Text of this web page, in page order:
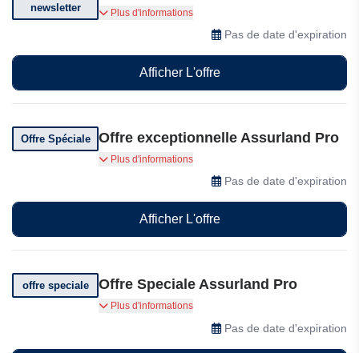
newsletter
Abonnez-vous et bénéficiez d'offres
Plus d'informations
Pas de date d'expiration
Afficher L'offre
Offre Spéciale Offre exceptionnelle Assurland Pro
Bénéficiez de services 100% gratuits et sans
Plus d'informations
Pas de date d'expiration
Afficher L'offre
offre speciale Offre Speciale Assurland Pro
Protection de votre vie privée et de vos données
Plus d'informations
Pas de date d'expiration